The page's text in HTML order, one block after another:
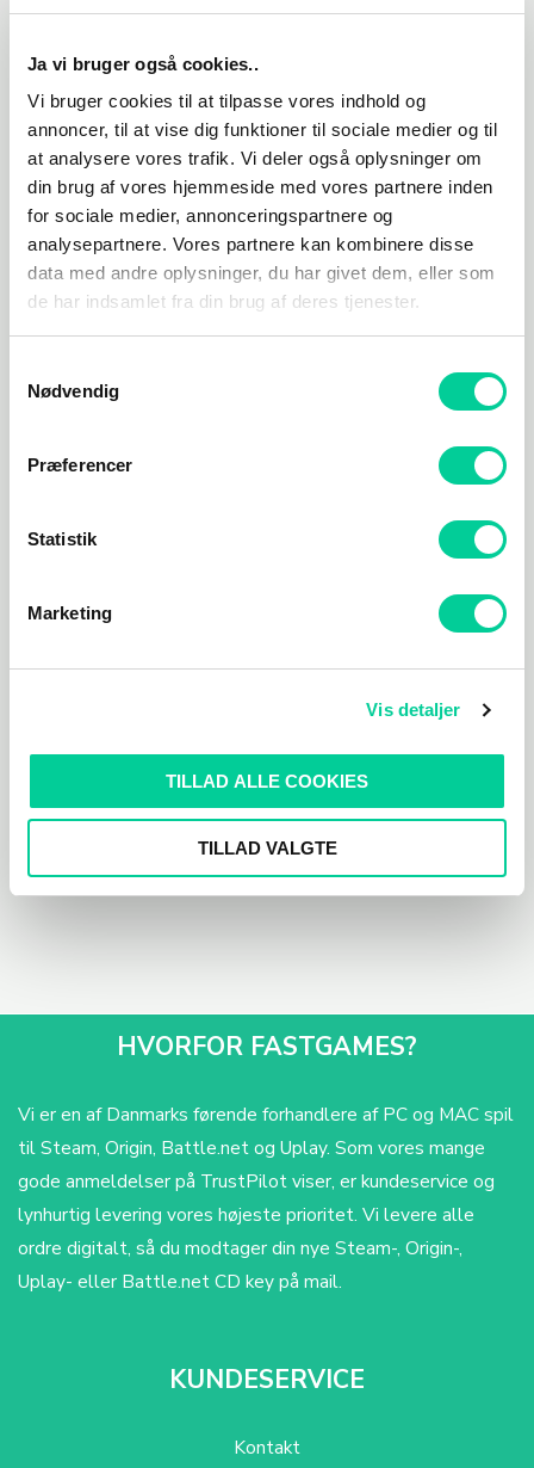
Ja vi bruger også cookies..
Vi bruger cookies til at tilpasse vores indhold og
annoncer, til at vise dig funktioner til sociale medier og til
at analysere vores trafik. Vi deler også oplysninger om
din brug af vores hjemmeside med vores partnere inden
for sociale medier, annonceringspartnere og
analysepartnere. Vores partnere kan kombinere disse
data med andre oplysninger, du har givet dem, eller som
de har indsamlet fra din brug af deres tjenester.
Nødvendig
Præferencer
Statistik
Marketing
Vis detaljer
TILLAD ALLE COOKIES
TILLAD VALGTE
Action/Adventure
Back 4 Blood (PC)
70,31 kr.
TILFØJ TIL KURV
Action/Adventure
Resident Evil Village
Steam (PC)
65,19
TILFØJ TIL KURV
kr.
TILFØJ TIL KURV
434,88
TILFØJ TIL KURV
HVORFOR FASTGAMES?
Vi er en af Danmarks førende forhandlere af PC og MAC spil
til Steam, Origin, Battle.net og Uplay. Som vores mange
gode anmeldelser på TrustPilot viser, er kundeservice og
lynhurtig levering vores højeste prioritet. Vi levere alle
ordre digitalt, så du modtager din nye Steam-, Origin-,
Uplay- eller Battle.net CD key på mail.
KUNDESERVICE
Kontakt